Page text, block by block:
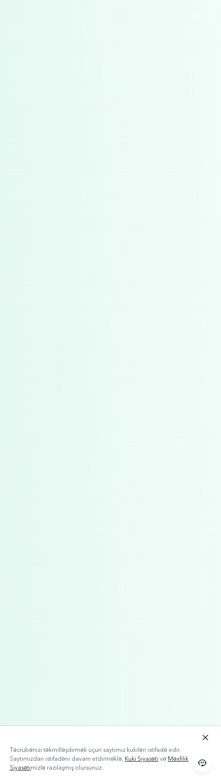
Təcrübənizi təkmilləşdirmək üçün saytımız kukiləri istifadə edir.
Saytımızdan istifadəni davam etdirməklə, Kuki Siyasəti və Məxfilik
Siyasətimizlə razılaşmış olursunuz.